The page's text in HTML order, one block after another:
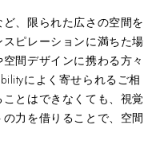
、限られた広さの空間を
ピレーションに満ちた場
間デザインに携わる方々
によく寄せられるご相
とはできなくても、視覚
力を借りることで、空間